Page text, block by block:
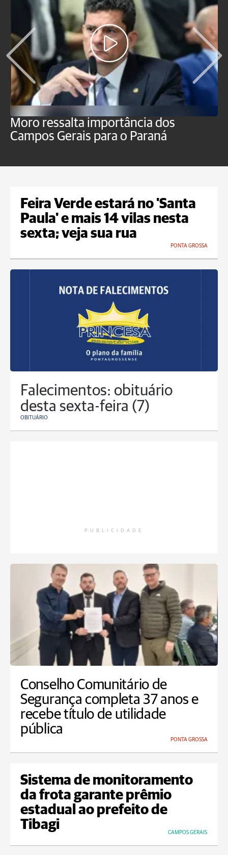
Moro ressalta importância dos
Campos Gerais para o Paraná
Feira Verde estará no 'Santa
Paula' e mais 14 vilas nesta
sexta; veja sua rua
PONTA GROSSA
Falecimentos: obituário
desta sexta-feira (7)
OBITUÁRIO
PUBLICIDADE
Conselho Comunitário de
Segurança completa 37 anos e
recebe título de utilidade
pública
PONTA GROSSA
Sistema de monitoramento
da frota garante prêmio
estadual ao prefeito de
Tibagi
CAMPOS GERAIS